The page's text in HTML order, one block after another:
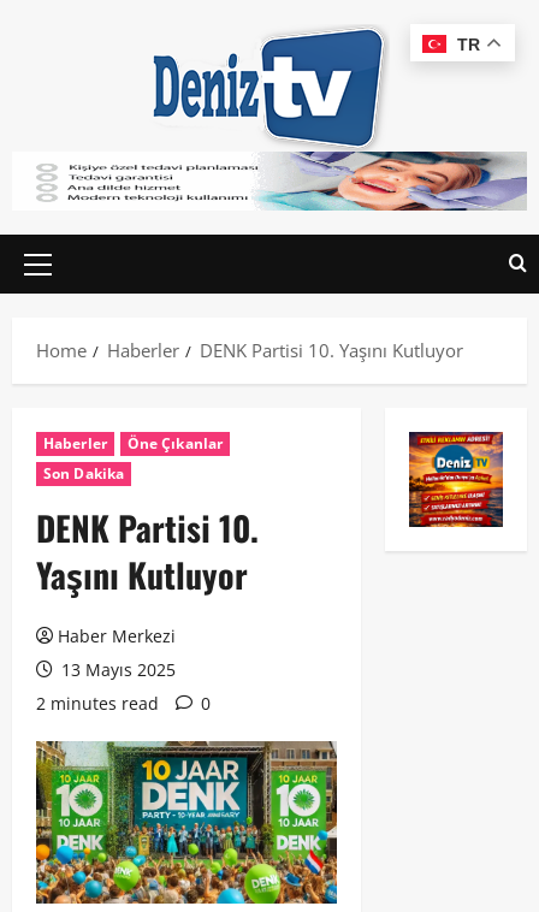
Home Haberler DENK Partisi 10. Yaşını Kutluyor
Haberler
Öne Çıkanlar
Son Dakika
DENK Partisi 10.
Yaşını Kutluyor
Haber Merkezi
13 Mayıs 2025
2 minutes read
0
TR